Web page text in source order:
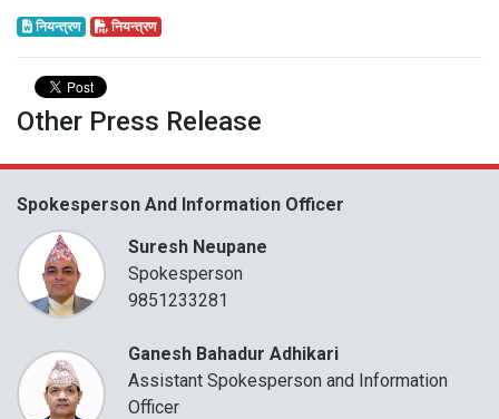
नियन्त्रण नियन्त्रण
Other Press Release
Spokesperson And Information Officer
Suresh Neupane
Spokesperson
9851233281
Ganesh Bahadur Adhikari
Assistant Spokesperson and Information
Officer